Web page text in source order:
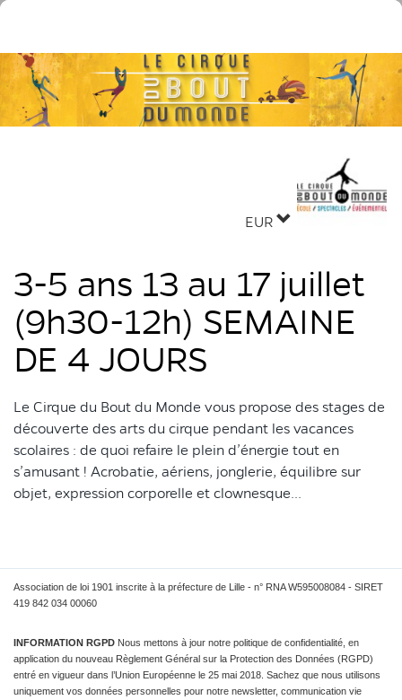
EUR
3-5 ans 13 au 17 juillet
(9h30-12h) SEMAINE
DE 4 JOURS
Le Cirque du Bout du Monde vous propose des stages de
découverte des arts du cirque pendant les vacances
scolaires : de quoi refaire le plein d’énergie tout en
s’amusant ! Acrobatie, aériens, jonglerie, équilibre sur
objet, expression corporelle et clownesque...
Association de loi 1901 inscrite à la préfecture de Lille - n° RNA W595008084 - SIRET
419 842 034 00060
INFORMATION RGPD Nous mettons à jour notre politique de confidentialité, en
application du nouveau Règlement Général sur la Protection des Données (RGPD)
entré en vigueur dans l’Union Européenne le 25 mai 2018. Sachez que nous utilisons
uniquement vos données personnelles pour notre newsletter, communication vie